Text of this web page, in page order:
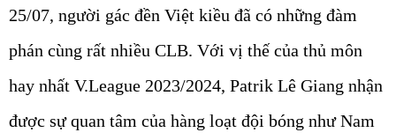
25/07, người gác đền Việt kiều đã có những đàm
phán cùng rất nhiều CLB. Với vị thế của thủ môn
hay nhất V.League 2023/2024, Patrik Lê Giang nhận
được sự quan tâm của hàng loạt đội bóng như Nam